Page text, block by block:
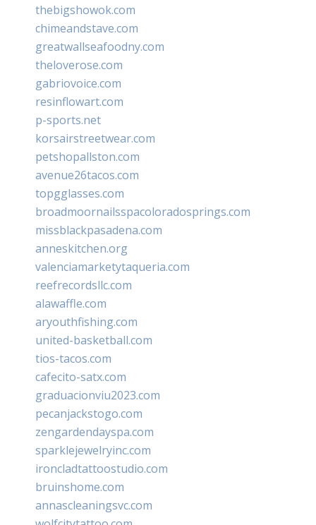
thebigshowok.com
chimeandstave.com
greatwallseafoodny.com
theloverose.com
gabriovoice.com
resinflowart.com
p-sports.net
korsairstreetwear.com
petshopallston.com
avenue26tacos.com
topgglasses.com
broadmoornailsspacoloradosprings.com
missblackpasadena.com
anneskitchen.org
valenciamarketytaqueria.com
reefrecordsllc.com
alawaffle.com
aryouthfishing.com
united-basketball.com
tios-tacos.com
cafecito-satx.com
graduacionviu2023.com
pecanjackstogo.com
zengardendayspa.com
sparklejewelryinc.com
ironcladtattoostudio.com
bruinshome.com
annascleaningsvc.com